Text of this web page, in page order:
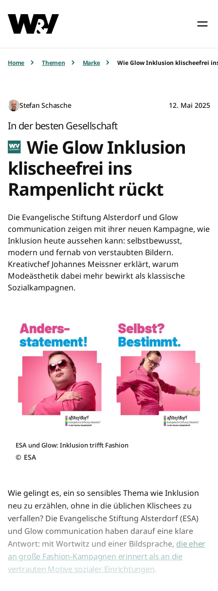
Home Themen Marke Wie Glow Inklusion klischeefrei
Stefan Schasche 12. Mai 2025
In der besten Gesellschaft
Wie Glow Inklusion
klischeefrei ins
Rampenlicht rückt
Die Evangelische Stiftung Alsterdorf und Glow
communication zeigen mit ihrer neuen Kampagne, wie
Inklusion heute aussehen kann: selbstbewusst,
modern und fernab von verstaubten Bildern.
Kreativchef Johannes Meissner erklärt, warum
Modeästhetik dabei mehr bewirkt als klassische
Sozialkampagnen.
ESA und Glow: Inklusion trifft Fashion
© ESA
Wie gelingt es, ein so sensibles Thema wie Inklusion
neu zu erzählen, ohne in die üblichen Klischees zu
verfallen? Die Evangelische Stiftung Alsterdorf (ESA)
und Glow communication haben darauf eine klare
Antwort: mit Wortwitz und einer Bildsprache, die eher
an große Fashion-Kampagnen erinnert als an die
vertrauten Motive sozialer Einrichtungen.